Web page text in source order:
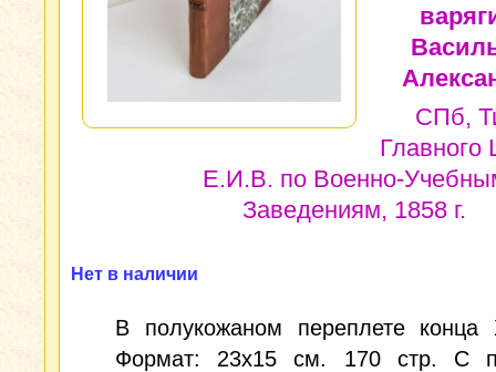
СПб,
Главного
Е.И.В. по Военно-
Заведениям, 1858 г.
Нет в наличии
В полукожаном переплете конца
Формат: 23x15 см. 170 стр. С